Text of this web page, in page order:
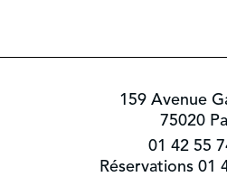
159 Avenue
75020
01 42 55
Réservations 01